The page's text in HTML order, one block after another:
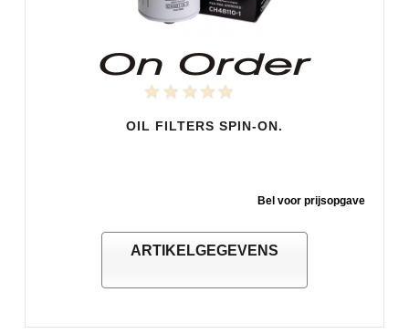
OIL FILTERS SPIN-ON.
Bel voor prijsopgave
ARTIKELGEGEVENS